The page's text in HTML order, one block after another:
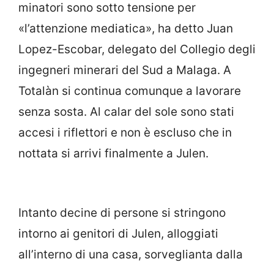
minatori sono sotto tensione per
«l’attenzione mediatica», ha detto Juan
Lopez-Escobar, delegato del Collegio degli
ingegneri minerari del Sud a Malaga. A
Totalàn si continua comunque a lavorare
senza sosta. Al calar del sole sono stati
accesi i riflettori e non è escluso che in
nottata si arrivi finalmente a Julen.
Intanto decine di persone si stringono
intorno ai genitori di Julen, alloggiati
all’interno di una casa, sorveglianta dalla